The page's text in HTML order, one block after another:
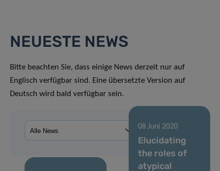
NEUESTE NEWS
Bitte beachten Sie, dass einige News derzeit nur auf
Englisch verfügbar sind. Eine übersetzte Version auf
Deutsch wird bald verfügbar sein.
08 Juni 2020
Elucidating
the roles of
atypical